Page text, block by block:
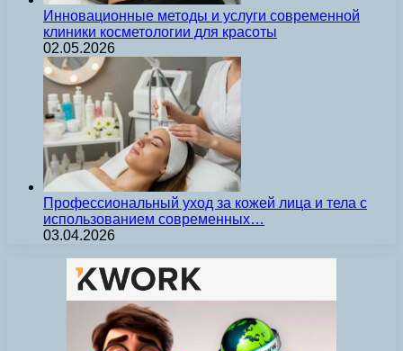
Инновационные методы и услуги современной
клиники косметологии для красоты
02.05.2026
Профессиональный уход за кожей лица и тела с
использованием современных…
03.04.2026